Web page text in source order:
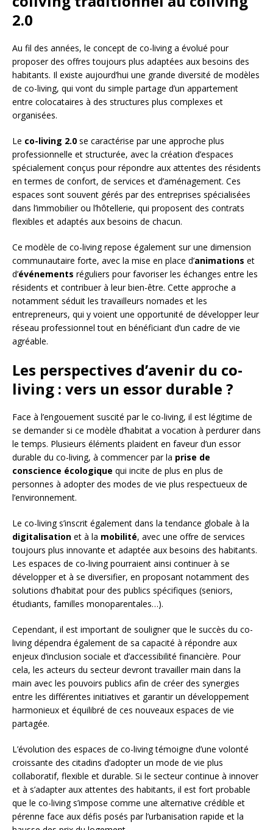
2.0
Au fil des années, le concept de co-living a évolué pour
proposer des offres toujours plus adaptées aux besoins des
habitants. Il existe aujourd’hui une grande diversité de modèles
de co-living, qui vont du simple partage d’un appartement
entre colocataires à des structures plus complexes et
organisées.
Le co-living 2.0 se caractérise par une approche plus
professionnelle et structurée, avec la création d’espaces
spécialement conçus pour répondre aux attentes des résidents
en termes de confort, de services et d’aménagement. Ces
espaces sont souvent gérés par des entreprises spécialisées
dans l’immobilier ou l’hôtellerie, qui proposent des contrats
flexibles et adaptés aux besoins de chacun.
Ce modèle de co-living repose également sur une dimension
communautaire forte, avec la mise en place d’animations et
d’événements réguliers pour favoriser les échanges entre les
résidents et contribuer à leur bien-être. Cette approche a
notamment séduit les travailleurs nomades et les
entrepreneurs, qui y voient une opportunité de développer leur
réseau professionnel tout en bénéficiant d’un cadre de vie
agréable.
Les perspectives d’avenir du co-
living : vers un essor durable ?
Face à l’engouement suscité par le co-living, il est légitime de
se demander si ce modèle d’habitat a vocation à perdurer dans
le temps. Plusieurs éléments plaident en faveur d’un essor
durable du co-living, à commencer par la prise de
conscience écologique qui incite de plus en plus de
personnes à adopter des modes de vie plus respectueux de
l’environnement.
Le co-living s’inscrit également dans la tendance globale à la
digitalisation et à la mobilité, avec une offre de services
toujours plus innovante et adaptée aux besoins des habitants.
Les espaces de co-living pourraient ainsi continuer à se
développer et à se diversifier, en proposant notamment des
solutions d’habitat pour des publics spécifiques (seniors,
étudiants, familles monoparentales…).
Cependant, il est important de souligner que le succès du co-
living dépendra également de sa capacité à répondre aux
enjeux d’inclusion sociale et d’accessibilité financière. Pour
cela, les acteurs du secteur devront travailler main dans la
main avec les pouvoirs publics afin de créer des synergies
entre les différentes initiatives et garantir un développement
harmonieux et équilibré de ces nouveaux espaces de vie
partagée.
L’évolution des espaces de co-living témoigne d’une volonté
croissante des citadins d’adopter un mode de vie plus
collaboratif, flexible et durable. Si le secteur continue à innover
et à s’adapter aux attentes des habitants, il est fort probable
que le co-living s’impose comme une alternative crédible et
pérenne face aux défis posés par l’urbanisation rapide et la